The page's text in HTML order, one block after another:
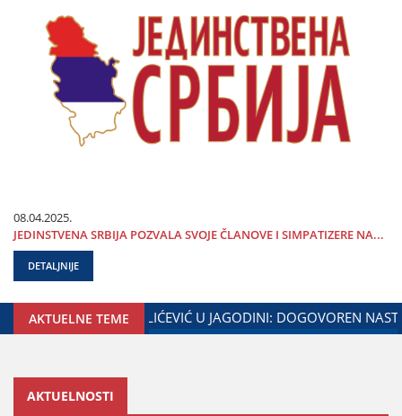
08.04.2025.
ЈEDINSTVENA SRBIЈA POZVALA SVOЈE ČLANOVE I SIMPATIZERE NA...
DETALJNIJE
AKTUELNE TEME
GRADA ЈAGODINE I MINISTARSTVA ZADUŽENOG ZA
AKTUELNOSTI